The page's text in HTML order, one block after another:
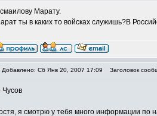
Марату.
ты в каких то войсках служишь?В
Добавлено: Сб Янв 20, 2007 17:09 Заголовок
Чусов
я смотрю у тебя много информации по